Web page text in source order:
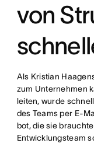
von
Als Kristian
zum Unternehmen
leiten, wurde
des Teams per E-
bot, die sie
Entwicklungsteam